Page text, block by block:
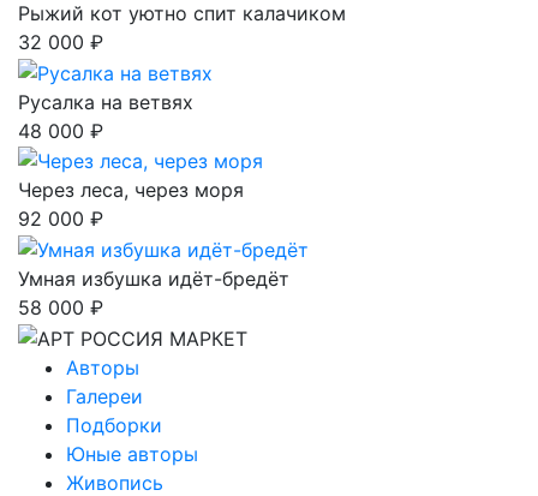
Рыжий кот уютно спит калачиком
32 000 ₽
Русалка на ветвях
48 000 ₽
Через леса, через моря
92 000 ₽
Умная избушка идёт-бредёт
58 000 ₽
Авторы
Галереи
Подборки
Юные авторы
Живопись